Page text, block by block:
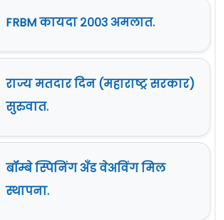
FRBM कायदा २००३ अमलात.
राज्य मतदार दिन (महाराष्ट्र सरकार)
सुरुवात.
बॉम्बे स्पिनिंग अँड वेअविंग मिल
स्थापना.